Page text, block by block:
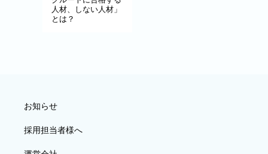
人材、しない人材」
とは？
お知らせ
採用担当者様へ